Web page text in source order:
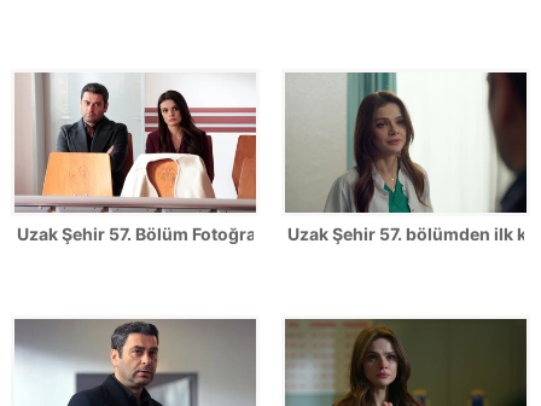
Uzak Şehir 57. Bölüm Fotoğrafları Uzak Şehir 57. bölümden ilk